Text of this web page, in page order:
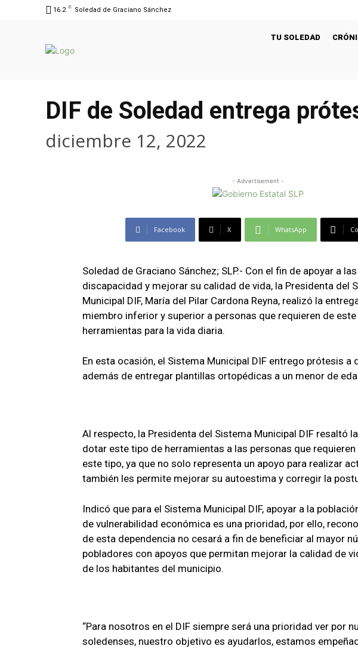
16.2 C Soledad de Graciano Sánchez
TU SOLEDAD
DIF de Soledad entrega
diciembre 12, 2022
- Advertisement -
Facebook X WhatsApp
Soledad de Graciano Sánchez; SLP.- Con el fin de apoyar a
discapacidad y mejorar su calidad de vida, la Presidenta del
Municipal DIF, María del Pilar Cardona Reyna, realizó la
miembro inferior y superior a personas que requieren de
herramientas para la vida diaria.
En esta ocasión, el Sistema Municipal DIF entrego prótesis a
además de entregar plantillas ortopédicas a un menor de
Al respecto, la Presidenta del Sistema Municipal DIF resaltó
dotar este tipo de herramientas a las personas que
este tipo, ya que no solo representa un apoyo para realizar
también les permite mejorar su autoestima y corregir la
Indicó que para el Sistema Municipal DIF, apoyar a la
de vulnerabilidad económica es una prioridad, por ello,
de esta dependencia no cesará a fin de beneficiar al mayor
pobladores con apoyos que permitan mejorar la calidad de
de los habitantes del municipio.
“Para nosotros en el DIF siempre será una prioridad ver por
soledenses, nuestro objetivo es ayudarlos, estamos